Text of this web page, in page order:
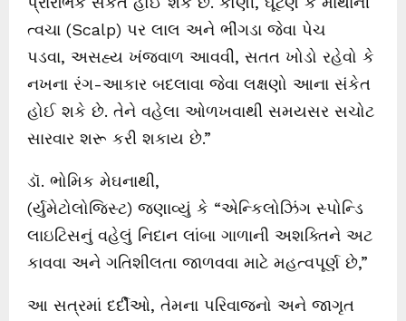
ત્વચા (Scalp) પર લાલ અને ભીંગડા જેવા પેચ
પડવા, અસહ્ય ખંજવાળ આવવી, સતત ખોડો રહેવો કે
નખના રંગ-આકાર બદલાવા જેવા લક્ષણો આના સંકેત
હોઈ શકે છે. તેને વહેલા ઓળખવાથી સમયસર સચોટ
સારવાર શરૂ કરી શકાય છે.”
ડૉ. ભોમિક મેઘનાથી,
(ર્યુમેટોલોજિસ્ટ) જણાવ્યું કે “એન્કિલોઝિંગ સ્પોન્ડિ
લાઇટિસનું વહેલું નિદાન લાંબા ગાળાની અશક્તિને અટ
કાવવા અને ગતિશીલતા જાળવવા માટે મહત્વપૂર્ણ છે,”
આ સત્રમાં દર્દીઓ, તેમના પરિવાજનો અને જાગૃત